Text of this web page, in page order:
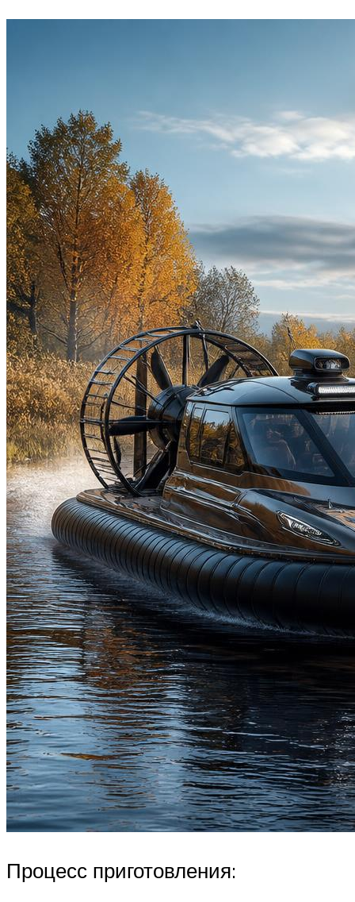
Процесс приготовления: